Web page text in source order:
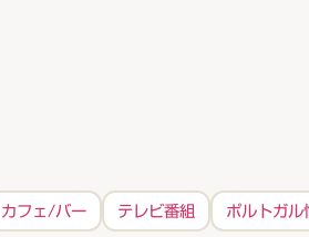
カフェ/バー テレビ番組 ポルトガル